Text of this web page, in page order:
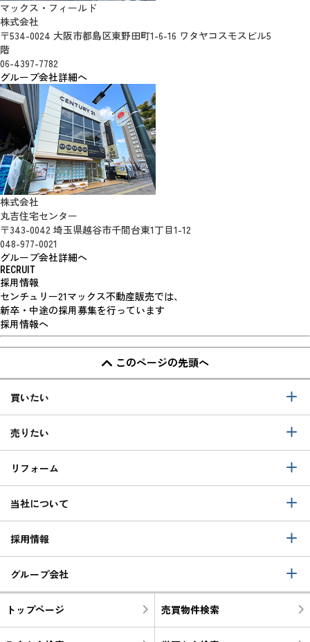
マックス・フィールド
株式会社
〒534-0024 大阪市都島区東野田町1-6-16 ワタヤコスモスビル5
階
06-4397-7782
グループ会社詳細へ
株式会社
丸吉住宅センター
〒343-0042 埼玉県越谷市千間台東1丁目1-12
048-977-0021
グループ会社詳細へ
RECRUIT
採用情報
センチュリー21マックス不動産販売では、
新卒・中途の採用募集を行っています
採用情報へ
このページの先頭へ
買いたい
売りたい
リフォーム
当社について
採用情報
グループ会社
トップページ 売買物件検索